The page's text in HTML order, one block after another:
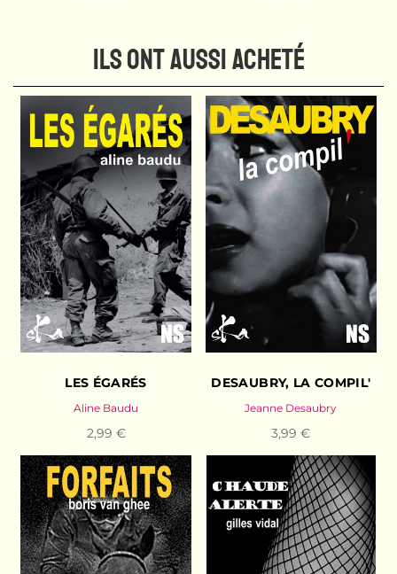
ILS ONT AUSSI ACHETÉ
LES ÉGARÉS
Aline Baudu
2,99 €
DESAUBRY, LA COMPIL'
Jeanne Desaubry
3,99 €